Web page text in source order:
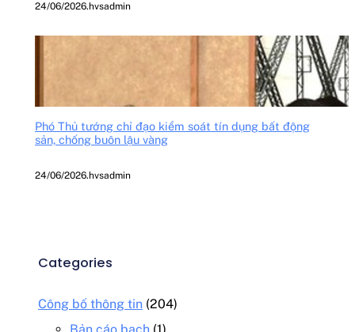
24/06/2026. hvsadmin
Phó Thủ tướng chỉ đạo kiểm soát tín dụng bất động
sản, chống buôn lậu vàng
24/06/2026. hvsadmin
Categories
Công bố thông tin (204)